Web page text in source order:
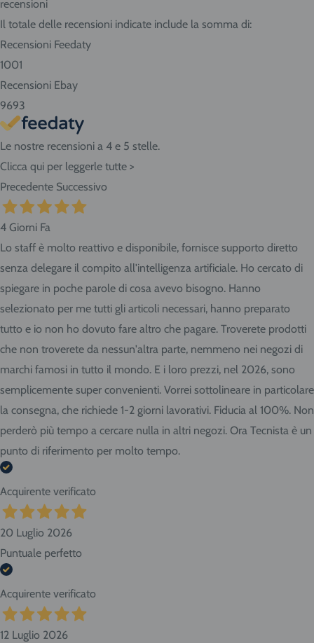
Se abiti nella nostra zona ritira i prodotti direttamente
presso il negozio! Seleziona "Ritiro" al momento del
checkout dell'ordine e vieni in Via Giovanni da Udine, 40 -
San Giorgio di Nogaro (UD) 33058.
recensioni
Il totale delle recensioni indicate include la somma di:
Recensioni Feedaty
1001
Recensioni Ebay
9693
Le nostre recensioni a 4 e 5 stelle.
Clicca qui per leggerle tutte >
Precedente Successivo
4 Giorni Fa
Lo staff è molto reattivo e disponibile, fornisce supporto diretto
senza delegare il compito all'intelligenza artificiale. Ho cercato di
spiegare in poche parole di cosa avevo bisogno. Hanno
selezionato per me tutti gli articoli necessari, hanno preparato
tutto e io non ho dovuto fare altro che pagare. Troverete prodotti
che non troverete da nessun'altra parte, nemmeno nei negozi di
marchi famosi in tutto il mondo. E i loro prezzi, nel 2026, sono
semplicemente super convenienti. Vorrei sottolineare in particolare
la consegna, che richiede 1-2 giorni lavorativi. Fiducia al 100%. Non
perderò più tempo a cercare nulla in altri negozi. Ora Tecnista è un
punto di riferimento per molto tempo.
Acquirente verificato
20 Luglio 2026
Puntuale perfetto
Acquirente verificato
12 Luglio 2026